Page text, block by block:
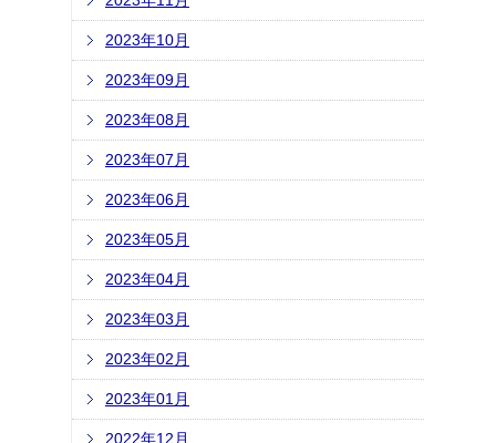
2023年10月
2023年09月
2023年08月
2023年07月
2023年06月
2023年05月
2023年04月
2023年03月
2023年02月
2023年01月
2022年12月